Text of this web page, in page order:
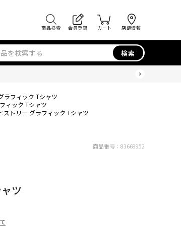
商品検索 会員登録 カート 店舗情報
検索
ラフィック Tシャツ
ィック Tシャツ
ストリー グラフィック Tシャツ
ツ
商品番号： 83669952